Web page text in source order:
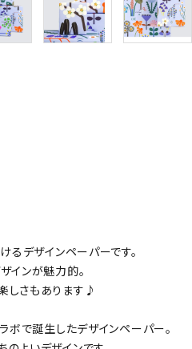
デザインペーパーです。
インが魅力的。
しさもあります♪
で誕生したデザインペーパー。